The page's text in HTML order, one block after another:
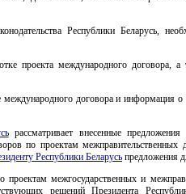
Республики Беларусь,
проекта международного договора,
договора и информация о
рассматривает внесенные
по проектам
Республики Беларусь предложения
межгосударственных и
решений Президента